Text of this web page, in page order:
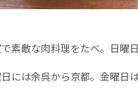
素敵な肉料理をたべ。日曜
には余呉から京都。金曜日